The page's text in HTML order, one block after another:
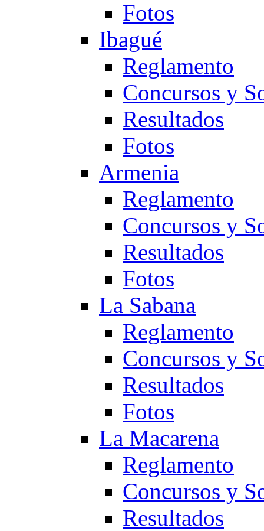
Fotos
Ibagué
Reglamento
Concursos y
Resultados
Fotos
Armenia
Reglamento
Concursos y
Resultados
Fotos
La Sabana
Reglamento
Concursos y
Resultados
Fotos
La Macarena
Reglamento
Concursos y
Resultados